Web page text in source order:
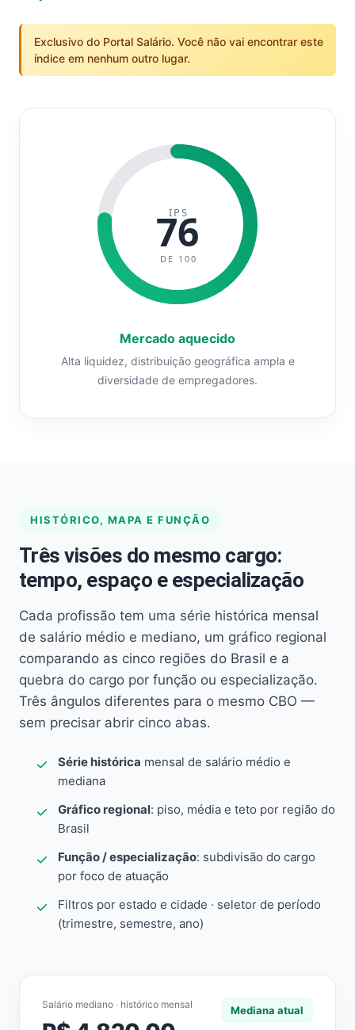
Exclusivo do Portal Salário. Você não vai encontrar este
índice em nenhum outro lugar.
IPS
76
DE 100
Mercado aquecido
Alta liquidez, distribuição geográfica ampla e
diversidade de empregadores.
HISTÓRICO, MAPA E FUNÇÃO
Três visões do mesmo cargo:
tempo, espaço e especialização
Cada profissão tem uma série histórica mensal
de salário médio e mediano, um gráfico regional
comparando as cinco regiões do Brasil e a
quebra do cargo por função ou especialização.
Três ângulos diferentes para o mesmo CBO —
sem precisar abrir cinco abas.
Série histórica mensal de salário médio e
mediana
Gráfico regional: piso, média e teto por região do
Brasil
Função / especialização: subdivisão do cargo
por foco de atuação
Filtros por estado e cidade · seletor de período
(trimestre, semestre, ano)
Salário mediano · histórico mensal Mediana atual